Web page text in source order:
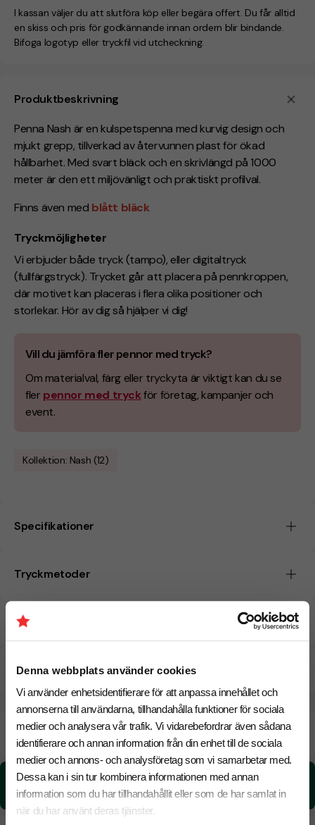
Denna webbplats använder cookies
Vi använder enhetsidentifierare för att anpassa innehållet och
annonserna till användarna, tillhandahålla funktioner för sociala
medier och analysera vår trafik. Vi vidarebefordrar även sådana
identifierare och annan information från din enhet till de sociala
medier och annons- och analysföretag som vi samarbetar med.
Dessa kan i sin tur kombinera informationen med annan
information som du har tillhandahållit eller som de har samlat in
när du har använt deras tjänster.
Produktbeskrivning
Penna Nash är en kulspetspenna med kurvig design och
mjukt grepp, tillverkad av återvunnen plast för ökad
hållbarhet. Med svart bläck och en skrivlängd på 1000
meter är den ett miljövänligt och praktiskt profilval.
Finns även med blått bläck
Tryckmöjligheter
Vi erbjuder både tryck (tampo), eller digitaltryck
(fullfärgstryck). Trycket går att placera på pennkroppen,
där motivet kan placeras i flera olika positioner och
storlekar. Hör av dig så hjälper vi dig!
Vill du jämföra fler pennor med tryck?
Om materialval, färg eller tryckyta är viktigt kan du se
fler pennor med tryckför företag, kampanjer och
event.
Kollektion: Nash (12)
Specifikationer
Tryckmetoder
Pristabell
CO₂e -avtryck
I kassan väljer du att slutföra köp eller begära offert. Du får alltid
en skiss och pris för godkännande innan ordern blir bindande.
Bifoga logotyp eller tryckfil vid utcheckning.
18 Augusti Beräknad leveranstid: 6 arbetsdagar
Snabbare leverans? Kontakta oss.
CO₂e -avtryck:
0,0283571400176523 kg CO₂e / per styck